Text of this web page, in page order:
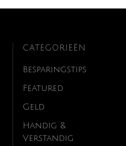
CATEGORIEËN
Besparingstips
Featured
Geld
Handig &
Verstandig